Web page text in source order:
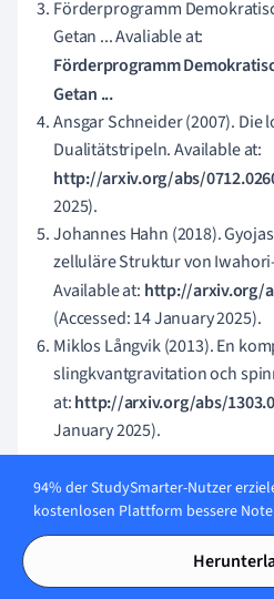
Förderprogramm
Getan ... Avaliable at:
Förderprogramm
Getan ...
Ansgar Schneider (2007). Die
Dualitätstripeln. Available at:
http://arxiv.org/abs/
2025).
Johannes Hahn (2018).
zelluläre Struktur von
Available at: http://arxiv.org/
(Accessed: 14 January 2025).
Miklos Långvik (2013). En
slingkvantgravitation och
at:http://arxiv.org/abs/
January 2025).
Ähnliche Themen in
Französisch Lernen
94% der StudySmarter-Nutzer
kostenlosen Plattform bessere